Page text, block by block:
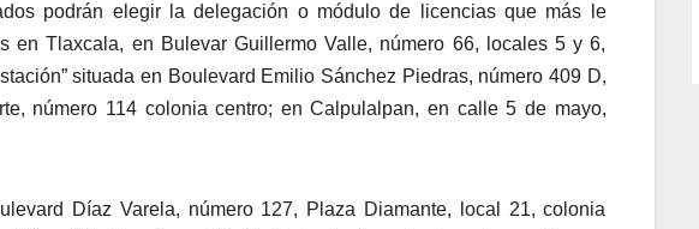
podrán elegir la delegación o módulo de licencias que más le
en Tlaxcala, en Bulevar Guillermo Valle, número 66, locales 5 y 6,
situada en Boulevard Emilio Sánchez Piedras, número 409 D,
número 114 colonia centro; en Calpulalpan, en calle 5 de mayo,
Díaz Varela, número 127, Plaza Diamante, local 21, colonia